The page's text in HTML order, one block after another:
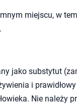
miejscu, w
jako substytut
i
Nie należy